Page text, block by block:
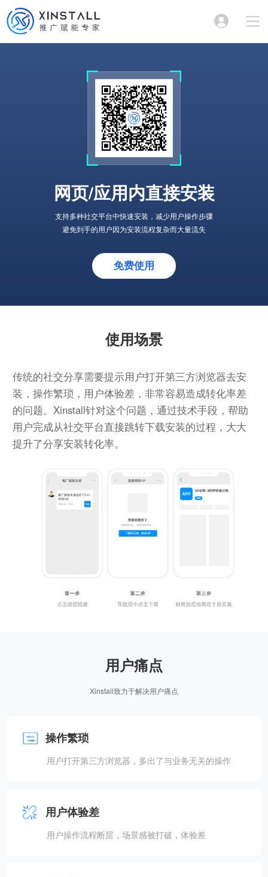
网页/应用内直接安装
支持多种社交平台中快速安装，减少用户操作步骤
避免到手的用户因为安装流程复杂而大量流失
免费使用
使用场景
传统的社交分享需要提示用户打开第三方浏览器去安
装，操作繁琐，用户体验差，非常容易造成转化率差
的问题。Xinstall针对这个问题，通过技术手段，帮助
用户完成从社交平台直接跳转下载安装的过程，大大
提升了分享安装转化率。
用户痛点
Xinstall致力于解决用户痛点
操作繁琐
用户打开第三方浏览器，多出了与业务无关的操作
用户体验差
用户操作流程断层，场景感被打破，体验差